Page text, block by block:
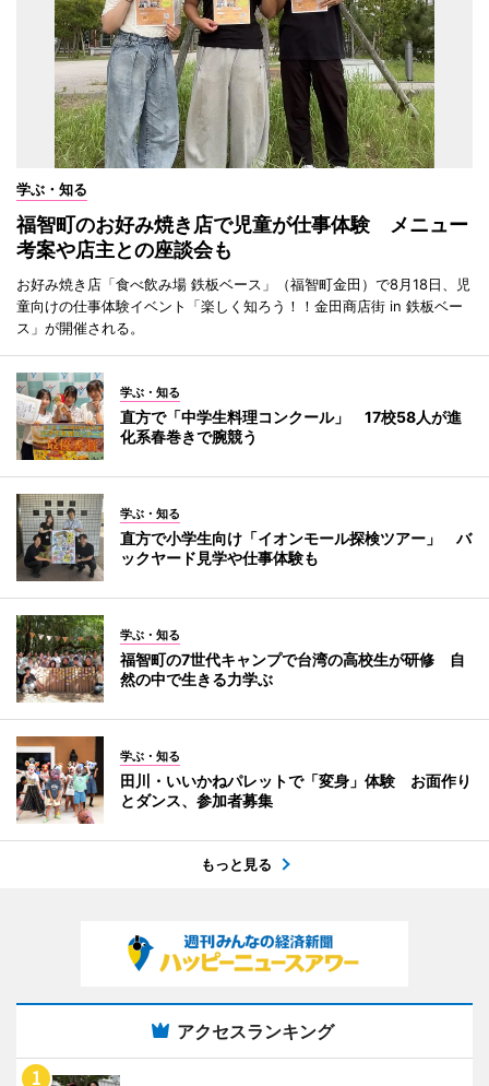
学ぶ・知る
福智町のお好み焼き店で児童が仕事体験 メニュー
考案や店主との座談会も
お好み焼き店「食べ飲み場 鉄板ベース」（福智町金田）で8月18日、児
童向けの仕事体験イベント「楽しく知ろう！！金田商店街 in 鉄板ベー
ス」が開催される。
学ぶ・知る
直方で「中学生料理コンクール」 17校58人が進
化系春巻きで腕競う
学ぶ・知る
直方で小学生向け「イオンモール探検ツアー」 バ
ックヤード見学や仕事体験も
学ぶ・知る
福智町の7世代キャンプで台湾の高校生が研修 自
然の中で生きる力学ぶ
学ぶ・知る
田川・いいかねパレットで「変身」体験 お面作り
とダンス、参加者募集
もっと見る
アクセスランキング